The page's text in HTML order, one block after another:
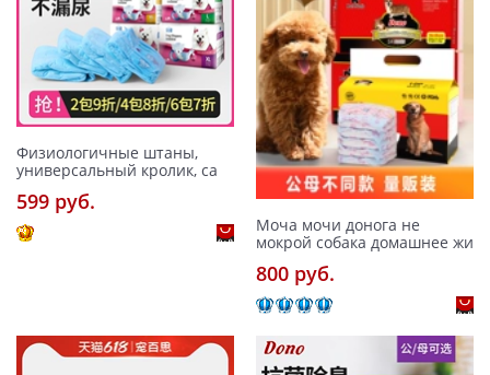
Физиологичные штаны,
универсальный кролик, са
599 pуб.
Моча мочи донога не
мокрой собака домашнее жи
800 pуб.